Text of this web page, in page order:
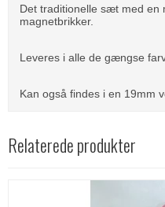
Det traditionelle sæt med en
magnetbrikker.
Leveres i alle de gængse
Kan også findes i en 19mm
Relaterede produkter